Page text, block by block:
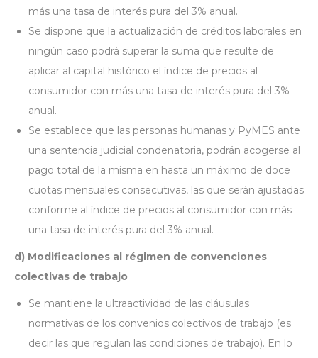
más una tasa de interés pura del 3% anual.
Se dispone que la actualización de créditos laborales en
ningún caso podrá superar la suma que resulte de
aplicar al capital histórico el índice de precios al
consumidor con más una tasa de interés pura del 3%
anual.
Se establece que las personas humanas y PyMES ante
una sentencia judicial condenatoria, podrán acogerse al
pago total de la misma en hasta un máximo de doce
cuotas mensuales consecutivas, las que serán ajustadas
conforme al índice de precios al consumidor con más
una tasa de interés pura del 3% anual.
d) Modificaciones al régimen de convenciones
colectivas de trabajo
Se mantiene la ultraactividad de las cláusulas
normativas de los convenios colectivos de trabajo (es
decir las que regulan las condiciones de trabajo). En lo